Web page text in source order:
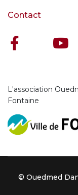
Contact
L'association
Fontaine
© Ouedmed